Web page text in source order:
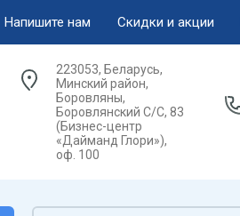
Напишите нам Скидки и акции
223053, Беларусь,
Минский район,
Боровляны,
Боровлянский С/С, 83
(Бизнес-центр
«Дайманд Глори»),
оф. 100